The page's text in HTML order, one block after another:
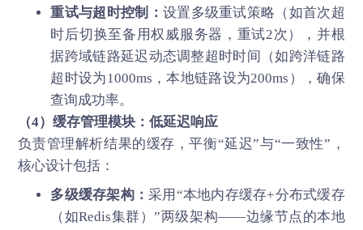
重试与超时控制： 设置多级重试策略（如首次超
时后切换至备用权威服务器，重试2次），并根
据跨域链路延迟动态调整超时时间（如跨洋链路
超时设为1000ms，本地链路设为200ms），确保
查询成功率。
（4）缓存管理模块：低延迟响应
负责管理解析结果的缓存，平衡“延迟”与“一致性”，
核心设计包括：
多级缓存架构：采用“本地内存缓存+分布式缓存
（如Redis集群）”两级架构——边缘节点的本地